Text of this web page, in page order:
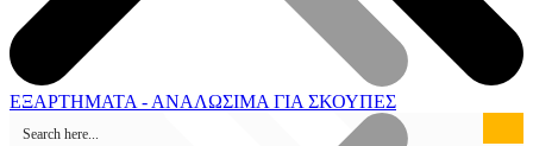
ΕΞΑΡΤΗΜΑΤΑ - ΑΝΑΛΩΣΙΜΑ ΓΙΑ ΣΚΟΥΠΕΣ